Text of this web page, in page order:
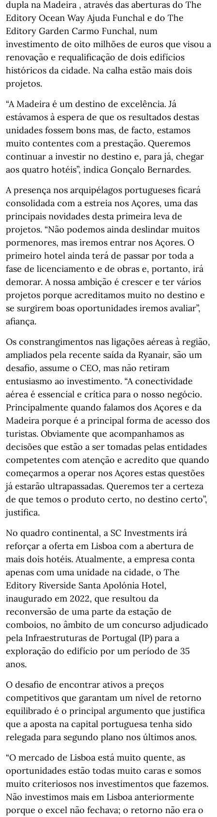
dupla na Madeira , através das aberturas do The
Editory Ocean Way Ajuda Funchal e do The
Editory Garden Carmo Funchal, num
investimento de oito milhões de euros que visou a
renovação e requalificação de dois edifícios
históricos da cidade. Na calha estão mais dois
projetos.
“A Madeira é um destino de excelência. Já
estávamos à espera de que os resultados destas
unidades fossem bons mas, de facto, estamos
muito contentes com a prestação. Queremos
continuar a investir no destino e, para já, chegar
aos quatro hotéis”, indica Gonçalo Bernardes.
A presença nos arquipélagos portugueses ficará
consolidada com a estreia nos Açores, uma das
principais novidades desta primeira leva de
projetos. “Não podemos ainda deslindar muitos
pormenores, mas iremos entrar nos Açores. O
primeiro hotel ainda terá de passar por toda a
fase de licenciamento e de obras e, portanto, irá
demorar. A nossa ambição é crescer e ter vários
projetos porque acreditamos muito no destino e
se surgirem boas oportunidades iremos avaliar”,
afiança.
Os constrangimentos nas ligações aéreas à região,
ampliados pela recente saída da Ryanair, são um
desafio, assume o CEO, mas não retiram
entusiasmo ao investimento. “A conectividade
aérea é essencial e crítica para o nosso negócio.
Principalmente quando falamos dos Açores e da
Madeira porque é a principal forma de acesso dos
turistas. Obviamente que acompanhamos as
decisões que estão a ser tomadas pelas entidades
competentes com atenção e acredito que quando
começarmos a operar nos Açores estas questões
já estarão ultrapassadas. Queremos ter a certeza
de que temos o produto certo, no destino certo”,
justifica.
No quadro continental, a SC Investments irá
reforçar a oferta em Lisboa com a abertura de
mais dois hotéis. Atualmente, a empresa conta
apenas com uma unidade na cidade, o The
Editory Riverside Santa Apolónia Hotel,
inaugurado em 2022, que resultou da
reconversão de uma parte da estação de
comboios, no âmbito de um concurso adjudicado
pela Infraestruturas de Portugal (IP) para a
exploração do edifício por um período de 35
anos.
O desafio de encontrar ativos a preços
competitivos que garantam um nível de retorno
equilibrado é o principal argumento que justifica
que a aposta na capital portuguesa tenha sido
relegada para segundo plano nos últimos anos.
“O mercado de Lisboa está muito quente, as
oportunidades estão todas muito caras e somos
muito criteriosos nos investimentos que fazemos.
Não investimos mais em Lisboa anteriormente
porque o excel não fechava; o retorno não era o